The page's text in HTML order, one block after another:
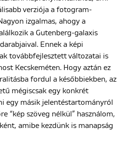
verziója a fotogram-
izgalmas, ahogy a
a Gutenberg-galaxis
Ennek a képi
továbbfejlesztett változatai is
Kecskeméten. Hogy aztán ez
fordul a későbbiekben, az
mégiscsak egy konkrét
egy másik jelentéstartományról
“kép szöveg nélkül” használom,
amibe kezdünk is manapság